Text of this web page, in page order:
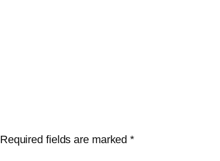
Required fields are marked*